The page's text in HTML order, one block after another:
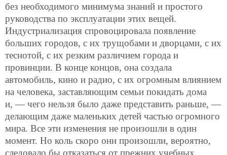
без необходимого минимума знаний и простого
руководства по эксплуатации этих вещей.
Индустриализация спровоцировала появление
больших городов, с их трущобами и дворцами, с их
теснотой, с их резким различием города и
провинции. В конце концов, она создала
автомобиль, кино и радио, с их огромным влиянием
на человека, заставляющим семьи покидать дома
и, — чего нельзя было даже представить раньше, —
делающим даже маленьких детей частью огромного
мира. Все эти изменения не произошли в один
момент. Но коль скоро они произошли, вероятно,